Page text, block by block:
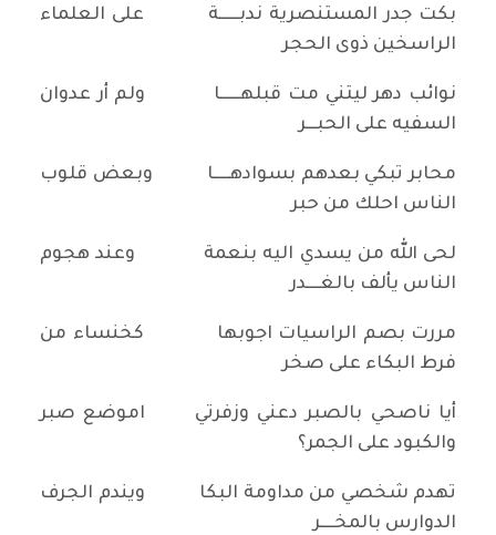
بكت جدر المستنصرية ندبــــــة على العلماء
الراسخين ذوى الحجر
نوائب دهر ليتني مت قبلهــــــا ولم أر عدوان
السفيه على الحبـــر
محابر تبكي بعدهم بسوادهـــــا وبعض قلوب
الناس احلك من حبر
لحى الله من يسدي اليه بنعمة وعند هجوم
الناس يألف بالغــــدر
مررت بصم الراسيات اجوبها كخنساء من
فرط البكاء على صخر
أيا ناصحي بالصبر دعني وزفرتي اموضع صبر
والكبود على الجمر؟
تهدم شخصي من مداومة البكا ويندم الجرف
الدوارس بالمخــــر